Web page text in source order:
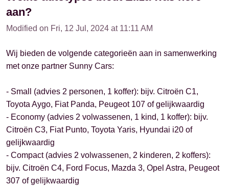
aan?
Modified on Fri, 12 Jul, 2024 at 11:11 AM
Wij bieden de volgende categorieën aan in samenwerking
met onze partner Sunny Cars:
- Small (advies 2 personen, 1 koffer): bijv. Citroën C1,
Toyota Aygo, Fiat Panda, Peugeot 107 of gelijkwaardig
- Economy (advies 2 volwassenen, 1 kind, 1 koffer): bijv.
Citroën C3, Fiat Punto, Toyota Yaris, Hyundai i20 of
gelijkwaardig
- Compact (advies 2 volwassenen, 2 kinderen, 2 koffers):
bijv. Citroën C4, Ford Focus, Mazda 3, Opel Astra, Peugeot
307 of gelijkwaardig